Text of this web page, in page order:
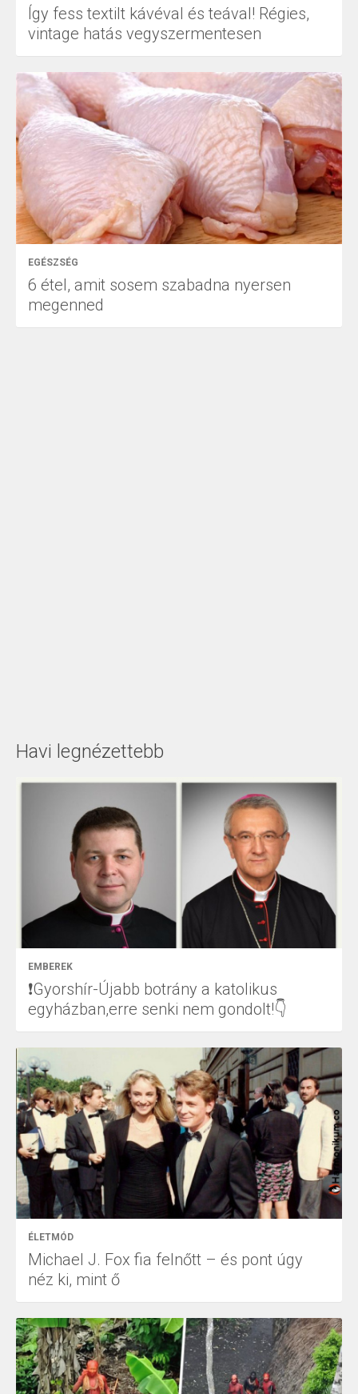
Így fess textilt kávéval és teával! Régies,
vintage hatás vegyszermentesen
EGÉSZSÉG
6 étel, amit sosem szabadna nyersen
megenned
Havi legnézettebb
EMBEREK
❗Gyorshír-Újabb botrány a katolikus
egyházban,erre senki nem gondolt!👇
ÉLETMÓD
Michael J. Fox fia felnőtt – és pont úgy
néz ki, mint ő